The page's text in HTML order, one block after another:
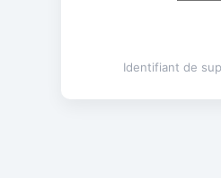
Identifiant de